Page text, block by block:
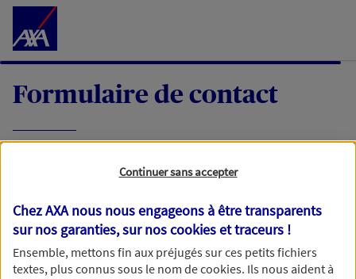
Accéder au Contenu
Formulaire de contact
demande, nous vous répondrons dans les
meilleurs délais par mail ou par téléphone.
Votre message :
Continuer sans accepter
Chez AXA nous nous engageons à être transparents
sur nos garanties, sur noscookies et traceurs !
Ensemble, mettons fin aux préjugés sur ces petits fichiers
textes, plus connus sous le nom decookies. Ils nous aident à